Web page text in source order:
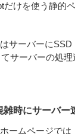
だけを使う静的
サーバーにSSD
サーバーの処
雑時にサーバー
ームページでは